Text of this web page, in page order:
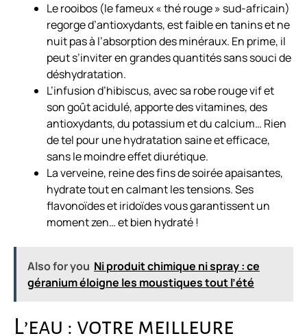
Le rooibos (le fameux « thé rouge » sud-africain)
regorge d’antioxydants, est faible en tanins et ne
nuit pas à l’absorption des minéraux. En prime, il
peut s’inviter en grandes quantités sans souci de
déshydratation.
L’infusion d’hibiscus, avec sa robe rouge vif et
son goût acidulé, apporte des vitamines, des
antioxydants, du potassium et du calcium… Rien
de tel pour une hydratation saine et efficace,
sans le moindre effet diurétique.
La verveine, reine des fins de soirée apaisantes,
hydrate tout en calmant les tensions. Ses
flavonoïdes et iridoïdes vous garantissent un
moment zen… et bien hydraté !
Also for you Ni produit chimique ni spray : ce
géranium éloigne les moustiques tout l’été
L’eau : votre meilleure